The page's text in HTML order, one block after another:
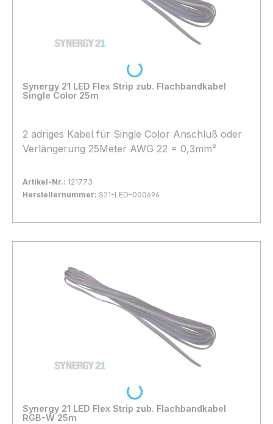
Synergy 21 LED Flex Strip zub. Flachbandkabel
Single Color 25m
2 adriges Kabel für Single Color Anschluß oder
Verlängerung 25Meter AWG 22 = 0,3mm²
Artikel-Nr.: 121773
Herstellernummer: S21-LED-000696
In den Warenkorb
Loading...
Synergy 21 LED Flex Strip zub. Flachbandkabel
RGB-W 25m
Loading...